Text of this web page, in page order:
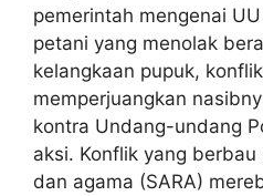
pemerintah mengenai
petani yang menolak
kelangkaan pupuk,
memperjuangkan
kontra Undang-undang
aksi. Konflik yang
dan agama (SARA)